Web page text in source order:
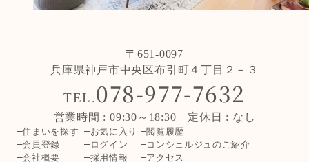
〒651-0097
兵庫県神戸市中央区布引町４丁目２－３
TEL.078-977-7632
営業時間 : 09:30～18:30 定休日 : なし
住まいを探す お気に入り
閲覧履歴
会員登録
ログイン
コンシェルジュのご紹介
会社概要
採用情報 アクセス